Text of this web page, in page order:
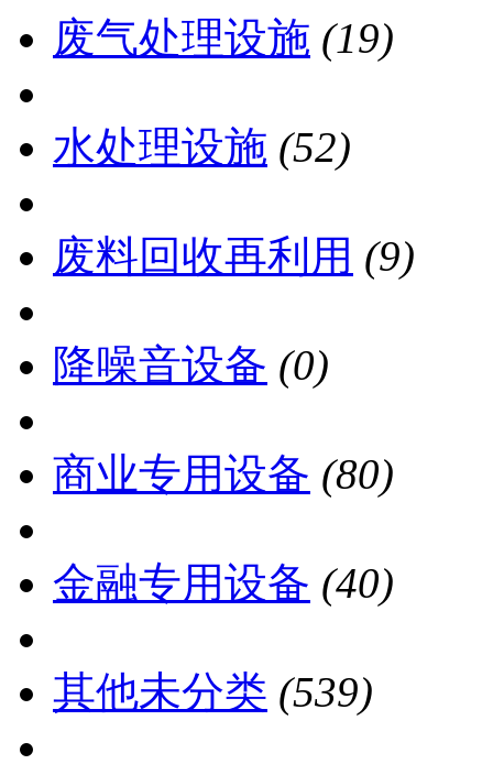
废气处理设施 (19)
水处理设施 (52)
废料回收再利用 (9)
降噪音设备 (0)
商业专用设备 (80)
金融专用设备 (40)
其他未分类 (539)